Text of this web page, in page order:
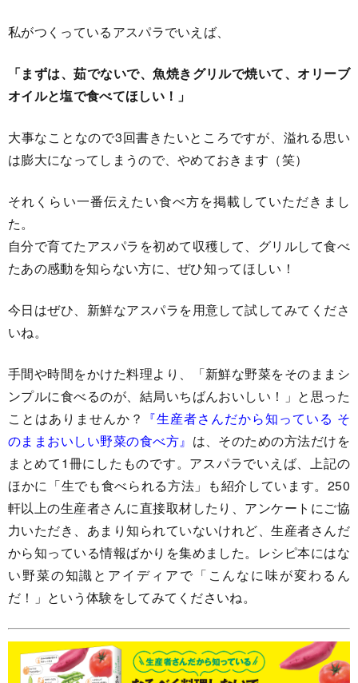
私がつくっているアスパラでいえば、
「まずは、茹でないで、魚焼きグリルで焼いて、オリーブ
オイルと塩で食べてほしい！」
大事なことなので3回書きたいところですが、溢れる思い
は膨大になってしまうので、やめておきます（笑）
それくらい一番伝えたい食べ方を掲載していただきまし
た。
自分で育てたアスパラを初めて収穫して、グリルして食べ
たあの感動を知らない方に、ぜひ知ってほしい！
今日はぜひ、新鮮なアスパラを用意して試してみてくださ
いね。
手間や時間をかけた料理より、「新鮮な野菜をそのままシ
ンプルに食べるのが、結局いちばんおいしい！」と思った
ことはありませんか？ 『生産者さんだから知っている そ
のままおいしい野菜の食べ方』 は、そのための方法だけを
まとめて1冊にしたものです。アスパラでいえば、上記の
ほかに「生でも食べられる方法」も紹介しています。250
軒以上の生産者さんに直接取材したり、アンケートにご協
力いただき、あまり知られていないけれど、生産者さんだ
から知っている情報ばかりを集めました。レシピ本にはな
い野菜の知識とアイディアで「こんなに味が変わるん
だ！」という体験をしてみてくださいね。